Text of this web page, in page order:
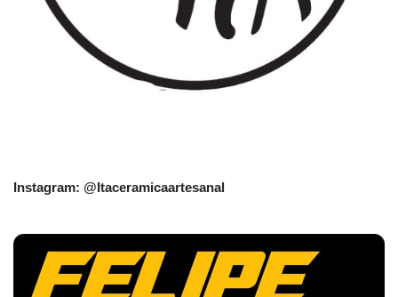
Instagram: @Itaceramicaartesanal